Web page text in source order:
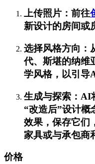
上传照片：前往
新设计的房间或
选择风格方向：
代、斯堪的纳维
学风格，以引导
生成与探索：AI
“改造后”设计概
效果，保存它们
家具或与承包商
价格